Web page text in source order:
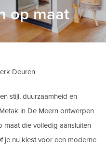
op maat
Deuren
stijl, duurzaamheid en
in De Meern ontwerpen
maat die volledig aansluiten
je nu kiest voor een moderne